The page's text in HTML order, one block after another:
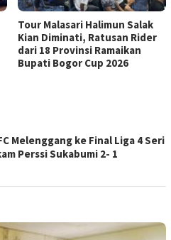
Tour Malasari Halimun Salak
Kian Diminati, Ratusan Rider
dari 18 Provinsi Ramaikan
Bupati Bogor Cup 2026
Melenggang ke Final Liga 4 Seri
Perssi Sukabumi 2- 1